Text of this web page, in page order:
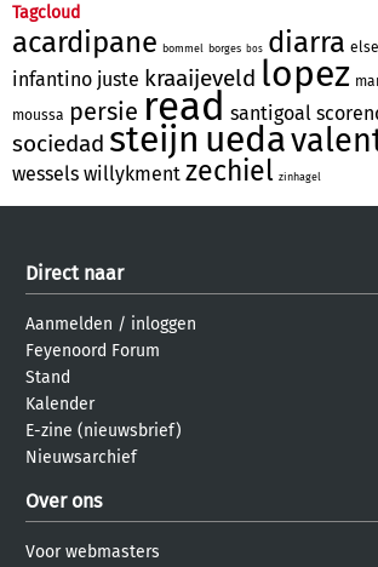
Tagcloud
acardipane bommel borges bos diarra
infantino juste kraaijeveld lopez
moussa persie read santigoal
sociedad steijn ueda
wessels willykment zechiel zinhagel
Direct naar
Aanmelden / inloggen
Feyenoord Forum
Stand
Kalender
E-zine (nieuwsbrief)
Nieuwsarchief
Over ons
Voor webmasters